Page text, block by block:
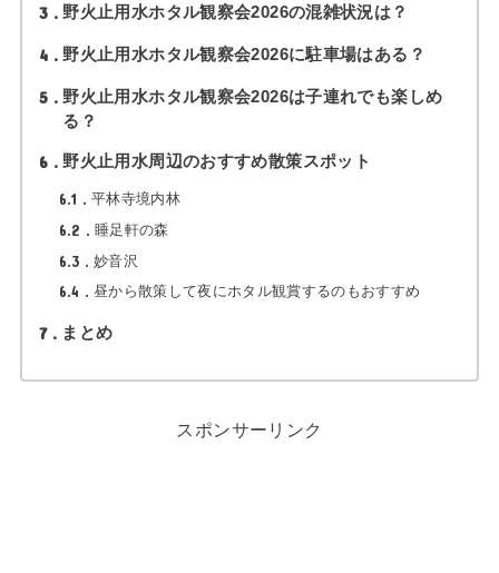
3 野火止用水ホタル観察会2026の混雑状況は？
4 野火止用水ホタル観察会2026に駐車場はある？
5
野火止用水ホタル観察会2026は子連れでも楽しめ
る？
6 野火止用水周辺のおすすめ散策スポット
6.1 平林寺境内林
6.2 睡足軒の森
6.3 妙音沢
6.4 昼から散策して夜にホタル観賞するのもおすすめ
7 まとめ
スポンサーリンク